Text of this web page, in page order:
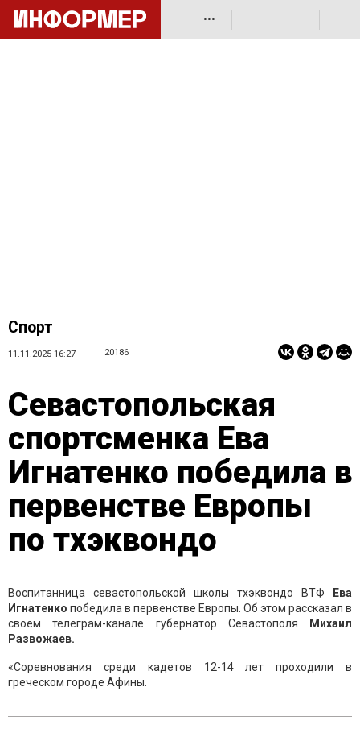
•••
Спорт
11.11.2025 16:27 20186
Севастопольская
спортсменка Ева
Игнатенко победила в
первенстве Европы
по тхэквондо
Воспитанница севастопольской школы тхэквондо ВТФ
Ева
Игнатенко победила в первенстве Европы. Об этом рассказал в
своем телеграм-канале губернатор Севастополя
Михаил
Развожаев.
«Соревнования среди кадетов 12-14 лет проходили в
греческом городе Афины.